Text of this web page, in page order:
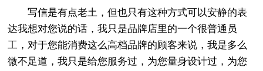
写信是有点老土，但也只有这种方式可以安静的表
达我想对您说的话，我只是品牌店里的一个很普通员
工，对于您能消费这么高档品牌的顾客来说，我是多么
微不足道，我只是给您服务过，为您量身设计过，为您